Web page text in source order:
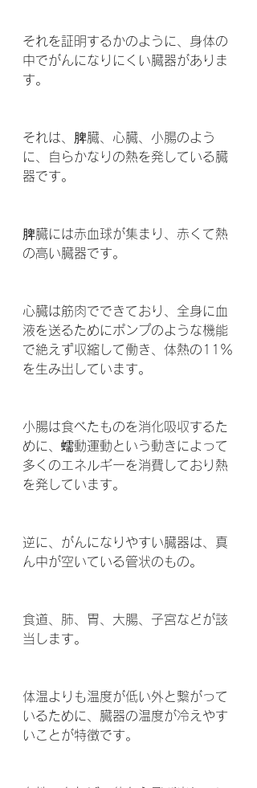
それを証明するかのように、身体の
中でがんになりにくい臓器がありま
す。
それは、脾臓、心臓、小腸のよう
に、自らかなりの熱を発している臓
器です。
脾臓には赤血球が集まり、赤くて熱
の高い臓器です。
心臓は筋肉でできており、全身に血
液を送るためにポンプのような機能
で絶えず収縮して働き、体熱の11％
を生み出しています。
小腸は食べたものを消化吸収するた
めに、蠕動運動という動きによって
多くのエネルギーを消費しており熱
を発しています。
逆に、がんになりやすい臓器は、真
ん中が空いている管状のもの。
食道、肺、胃、大腸、子宮などが該
当します。
体温よりも温度が低い外と繋がって
いるために、臓器の温度が冷えやす
いことが特徴です。